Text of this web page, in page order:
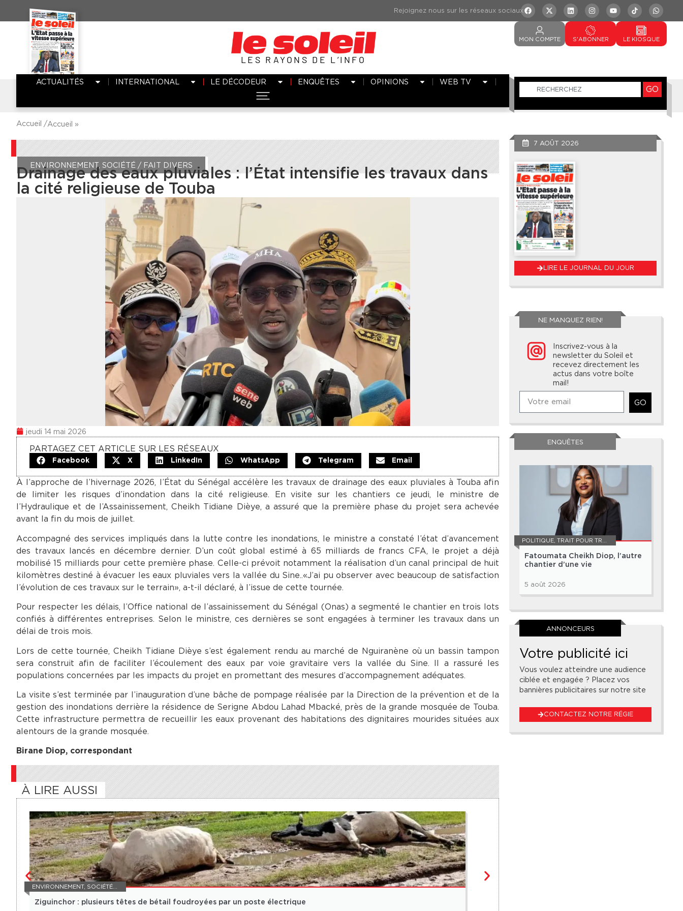
LES RAYONS DE L’INFO
MON COMPTE S'ABONNER LE KIOSQUE
ACTUALITÉS INTERNATIONAL LE DÉCODEUR ENQUÊTES OPINIONS WEB TV
GO
Accueil /Accueil »
ENVIRONNEMENT, SOCIÉTÉ / FAIT DIVERS
Drainage des eaux pluviales : l’État intensifie les travaux dans
la cité religieuse de Touba
jeudi 14 mai 2026
PARTAGEZ CET ARTICLE SUR LES RÉSEAUX
Facebook X LinkedIn WhatsApp Telegram Email
À l’approche de l’hivernage 2026, l’État du Sénégal accélère les travaux de drainage des eaux pluviales à Touba afin
de limiter les risques d’inondation dans la cité religieuse. En visite sur les chantiers ce jeudi, le ministre de
l’Hydraulique et de l’Assainissement, Cheikh Tidiane Dièye, a assuré que la première phase du projet sera achevée
avant la fin du mois de juillet.
Accompagné des services impliqués dans la lutte contre les inondations, le ministre a constaté l’état d’avancement
des travaux lancés en décembre dernier. D’un coût global estimé à 65 milliards de francs CFA, le projet a déjà
mobilisé 15 milliards pour cette première phase. Celle-ci prévoit notamment la réalisation d’un canal principal de huit
kilomètres destiné à évacuer les eaux pluviales vers la vallée du Sine..«J’ai pu observer avec beaucoup de satisfaction
l’évolution de ces travaux sur le terrain», a-t-il déclaré, à l’issue de cette tournée.
Pour respecter les délais, l’Office national de l’assainissement du Sénégal (Onas) a segmenté le chantier en trois lots
confiés à différentes entreprises. Selon le ministre, ces dernières se sont engagées à terminer les travaux dans un
délai de trois mois.
Lors de cette tournée, Cheikh Tidiane Dièye s’est également rendu au marché de Nguiranène où un bassin tampon
sera construit afin de faciliter l’écoulement des eaux par voie gravitaire vers la vallée du Sine. Il a rassuré les
populations concernées par les impacts du projet en promettant des mesures d’accompagnement adéquates.
La visite s’est terminée par l’inauguration d’une bâche de pompage réalisée par la Direction de la prévention et de la
gestion des inondations derrière la résidence de Serigne Abdou Lahad Mbacké, près de la grande mosquée de Touba.
Cette infrastructure permettra de recueillir les eaux provenant des habitations des dignitaires mourides situées aux
alentours de la grande mosquée.
Birane Diop, correspondant
À LIRE AUSSI
ENVIRONNEMENT, SOCIÉTÉ / FAIT DIVERS
Ziguinchor : plusieurs têtes de bétail foudroyées par un poste électrique
NON CLASSÉ
« Plan Thaïlande » : le piège des fausses offres de
7 AOÛT 2026
LIRE LE JOURNAL DU JOUR
NE MANQUEZ RIEN!
Inscrivez-vous à la
newsletter du Soleil et
recevez directement les
actus dans votre boîte
mail!
GO
ENQUÊTES
POLITIQUE, TRAIT POUR TRAIT
Fatoumata Cheikh Diop, l’autre
chantier d’une vie
5 août 2026
ANNONCEURS
Votre publicité ici
Vous voulez atteindre une audience
ciblée et engagée ? Placez vos
bannières publicitaires sur notre site
CONTACTEZ NOTRE RÉGIE